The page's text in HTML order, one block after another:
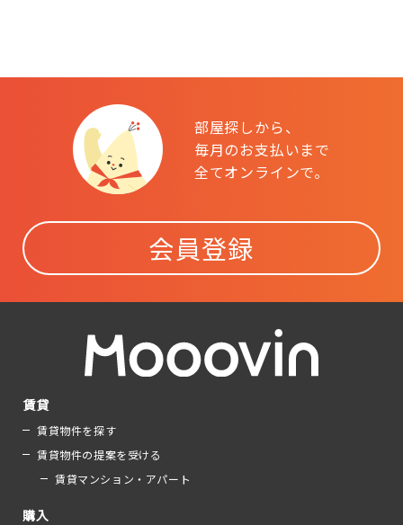
部屋探しから、
毎月のお支払いまで
全てオンラインで。
会員登録
賃貸
賃貸物件を探す
賃貸物件の提案を受ける
賃貸マンション・アパート
購入